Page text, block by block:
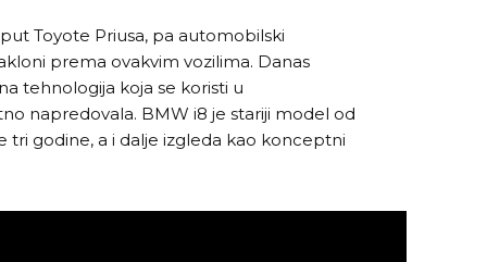
Toyote Priusa, pa automobilski
prema ovakvim vozilima. Danas
tehnologija koja se koristi u
napredovala. BMW i8 je stariji model od
tri godine, a i dalje izgleda kao konceptni